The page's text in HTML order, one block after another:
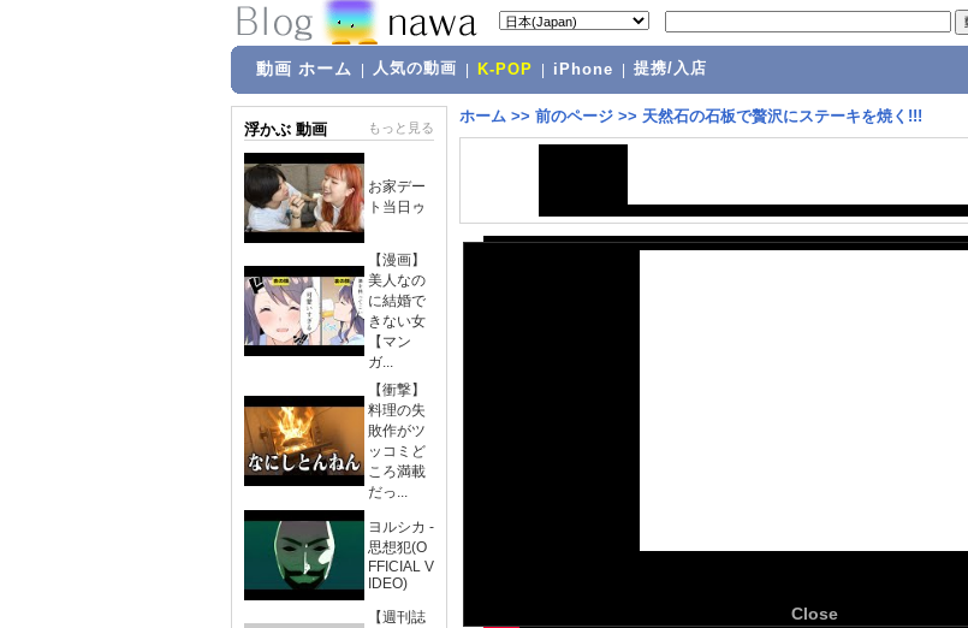
動画 ホーム 人気の動画 K-POP iPhone 提携/入店
浮かぶ 動画 もっと見る
お家デー
ト当日ゥ
【漫画】
美人なの
に結婚で
きない女
【マン
ガ...
【衝撃】
料理の失
敗作がツ
ッコミど
ころ満載
だっ...
ヨルシカ -
思想犯(O
FFICIAL V
IDEO)
【週刊誌
ホーム >> 前のページ >> 天然石の石板で贅沢にステーキを焼く!!!
Close